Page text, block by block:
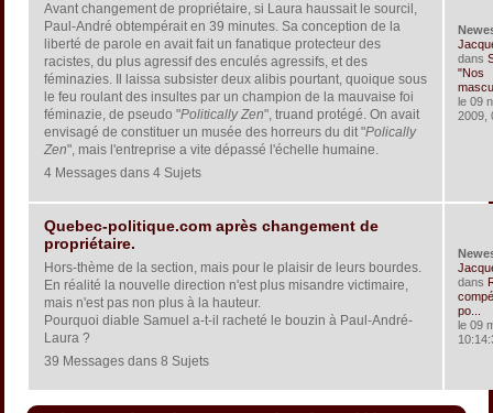
Avant changement de propriétaire, si Laura haussait le sourcil,
Paul-André obtempérait en 39 minutes. Sa conception de la
liberté de parole en avait fait un fanatique protecteur des
racistes, du plus agressif des enculés agressifs, et des
féminazies. Il laissa subsister deux alibis pourtant, quoique sous
le feu roulant des insultes par un champion de la mauvaise foi
féminazie, de pseudo "Politically Zen", truand protégé. On avait
envisagé de constituer un musée des horreurs du dit "Polically
Zen", mais l'entreprise a vite dépassé l'échelle humaine.
4 Messages dans 4 Sujets
dans
"Nos
le 09
2009,
Quebec-politique.com après changement de
propriétaire.
Hors-thème de la section, mais pour le plaisir de leurs bourdes.
En réalité la nouvelle direction n'est plus misandre victimaire,
mais n'est pas non plus à la hauteur.
Pourquoi diable Samuel a-t-il racheté le bouzin à Paul-André-
Laura ?
39 Messages dans 8 Sujets
dans
po...
le 09